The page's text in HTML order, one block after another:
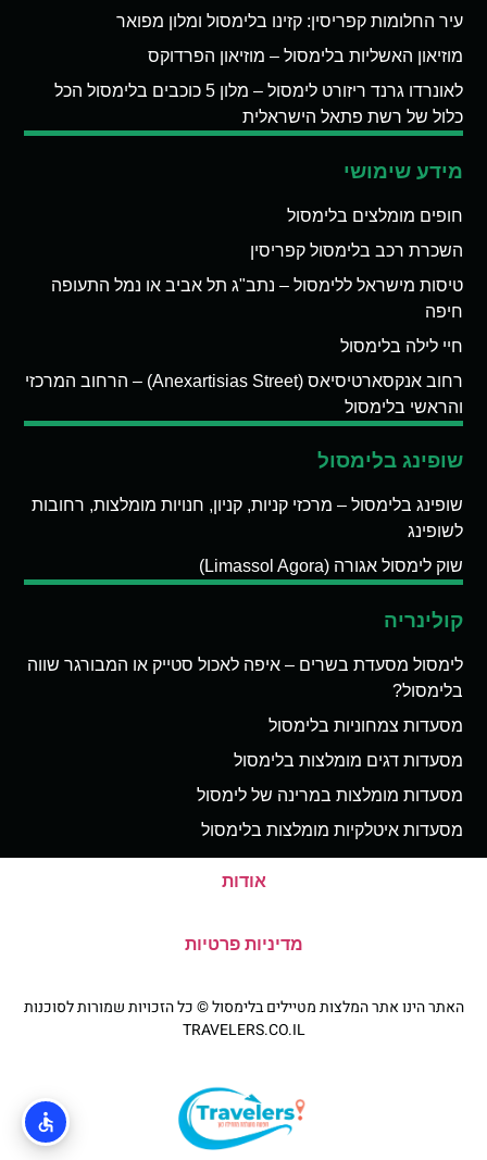
עיר החלומות קפריסין: קזינו בלימסול ומלון מפואר
מוזיאון האשליות בלימסול – מוזיאון הפרדוקס
לאונרדו גרנד ריזורט לימסול – מלון 5 כוכבים בלימסול הכל
כלול של רשת פתאל הישראלית
מידע שימושי
חופים מומלצים בלימסול
השכרת רכב בלימסול קפריסין
טיסות מישראל ללימסול – נתב"ג תל אביב או נמל התעופה
חיפה
חיי לילה בלימסול
רחוב אנקסארטיסיאס (Anexartisias Street) – הרחוב המרכזי
והראשי בלימסול
שופינג בלימסול
שופינג בלימסול – מרכזי קניות, קניון, חנויות מומלצות, רחובות
לשופינג
שוק לימסול אגורה (Limassol Agora)
קולינריה
לימסול מסעדת בשרים – איפה לאכול סטייק או המבורגר שווה
בלימסול?
מסעדות צמחוניות בלימסול
מסעדות דגים מומלצות בלימסול
מסעדות מומלצות במרינה של לימסול
מסעדות איטלקיות מומלצות בלימסול
אודות
מדיניות פרטיות
האתר הינו אתר המלצות מטיילים בלימסול © כל הזכויות שמורות לסוכנות
TRAVELERS.CO.IL